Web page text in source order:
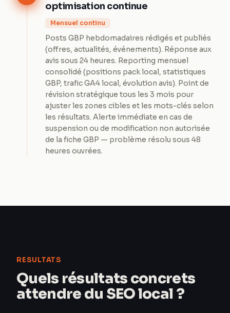
optimisation continue
Mensuel continu
Posts GBP hebdomadaires rédigés et publiés
(offres, actualités, événements). Réponse aux
avis sous 24 heures. Reporting mensuel
consolidé (positions pack local, statistiques
GBP, trafic GA4 local, évolution avis). Point de
révision stratégique tous les 3 mois pour
ajuster les zones cibles et les mots-clés selon
les résultats. Alerte immédiate en cas de
suspension ou de modification non autorisée
de la fiche GBP — problème résolu sous 48
heures ouvrées.
RESULTATS
Quels résultats concrets
attendre du SEO local ?